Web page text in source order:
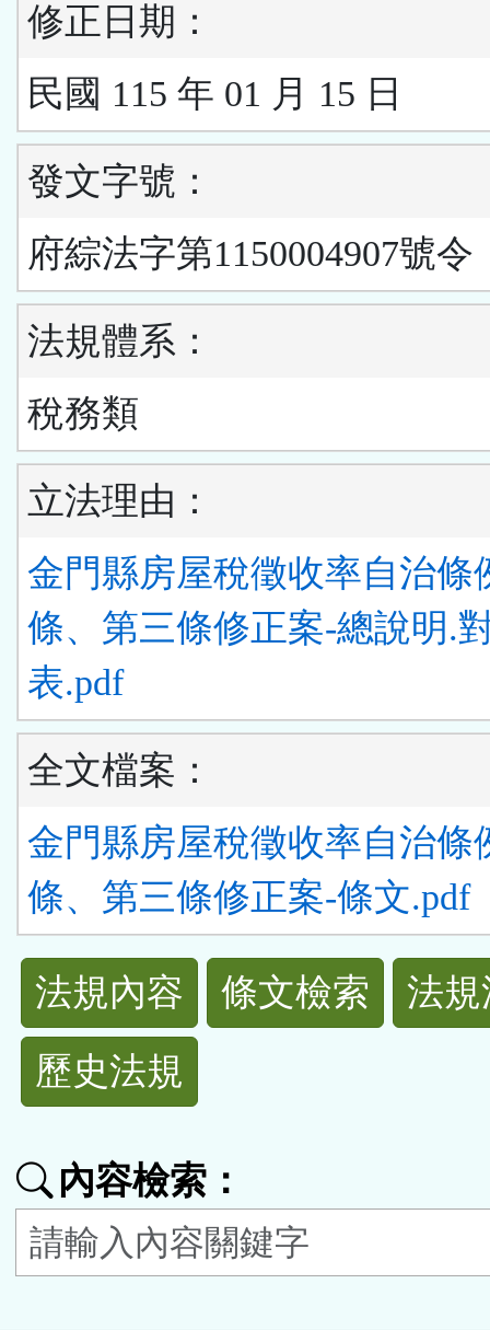
修正日期：
民國 115 年 01 月 15 日
發文字號：
府綜法字第1150004907號令
法規體系：
稅務類
立法理由：
金門縣房屋稅徵收率自治條
條、第三條修正案-總說明.
表.pdf
全文檔案：
金門縣房屋稅徵收率自治條
條、第三條修正案-條文.pdf
法
規
功
按
鈕
法規內容 條文檢索
法
歷史法規
內容檢索：